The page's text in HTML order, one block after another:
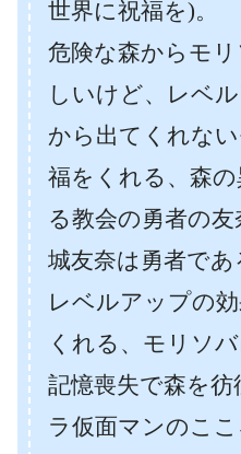
世界に祝福を)。
危険な森からモ
しいけど、レベ
から出てくれな
福をくれる、森
る教会の勇者の
城友奈は勇者であ
レベルアップの
くれる、モリソ
記憶喪失で森を
ラ仮面マンのこ